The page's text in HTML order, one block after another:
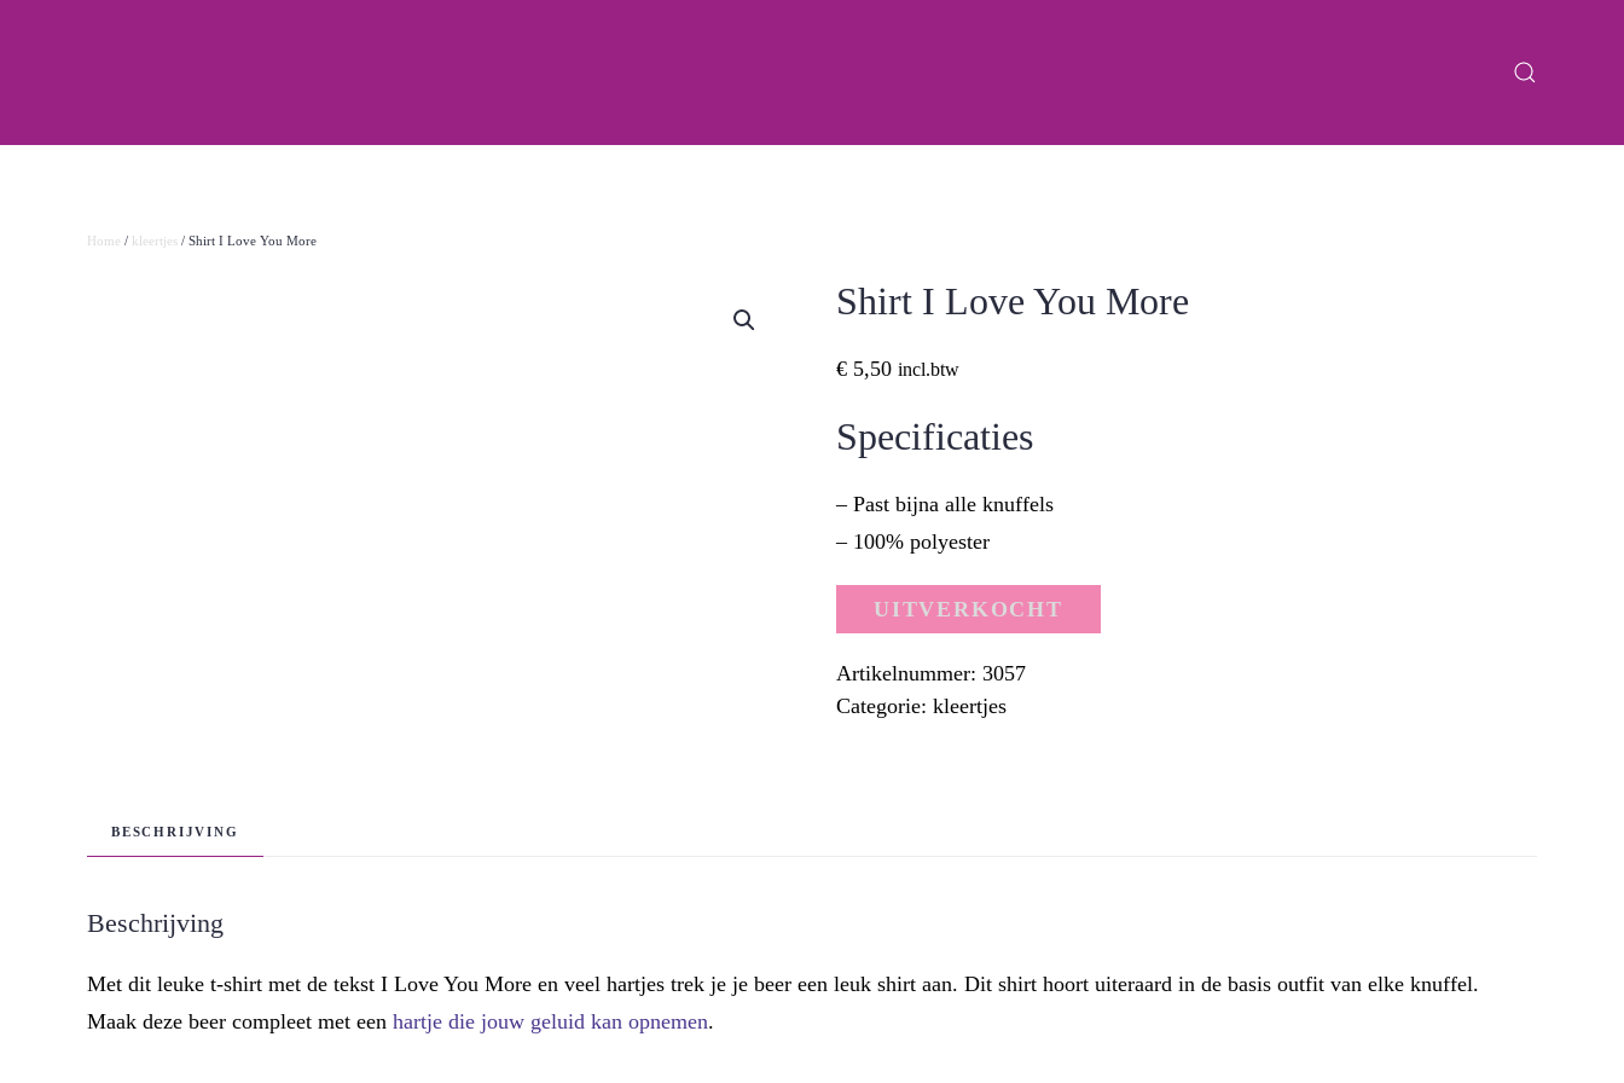
Home / kleertjes / Shirt I Love You More
Shirt I Love You More
€ 5,50 incl.btw
Specificaties
– Past bijna alle knuffels
– 100% polyester
UITVERKOCHT
Artikelnummer: 3057
Categorie: kleertjes
BESCHRIJVING
Beschrijving
Met dit leuke t-shirt met de tekst I Love You More en veel hartjes trek je je beer een leuk shirt aan. Dit shirt hoort uiteraard in de basis outfit van elke knuffel.
Maak deze beer compleet met een hartje die jouw geluid kan opnemen.